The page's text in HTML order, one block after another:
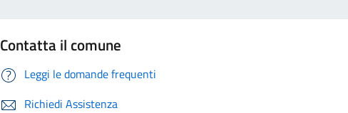
Contatta il comune
Leggi le domande frequenti
Richiedi Assistenza